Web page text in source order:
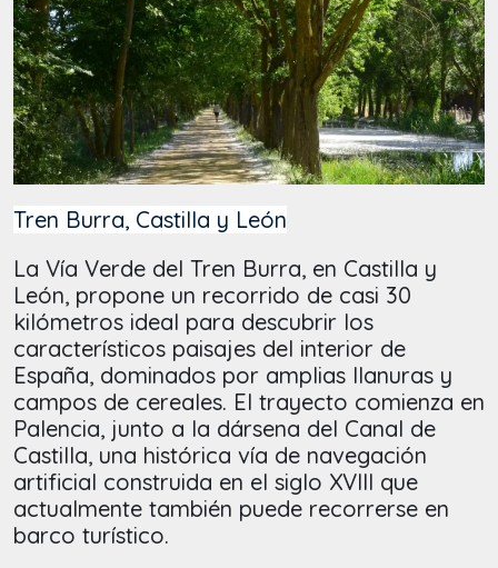
Tren Burra, Castilla y León
La Vía Verde del Tren Burra, en Castilla y
León, propone un recorrido de casi 30
kilómetros ideal para descubrir los
característicos paisajes del interior de
España, dominados por amplias llanuras y
campos de cereales. El trayecto comienza en
Palencia, junto a la dársena del Canal de
Castilla, una histórica vía de navegación
artificial construida en el siglo XVIII que
actualmente también puede recorrerse en
barco turístico.